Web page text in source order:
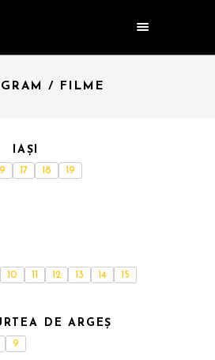
/ FILME
IAȘI
17 18 19
10 11 12 13 14
15
DE ARGEȘ
9